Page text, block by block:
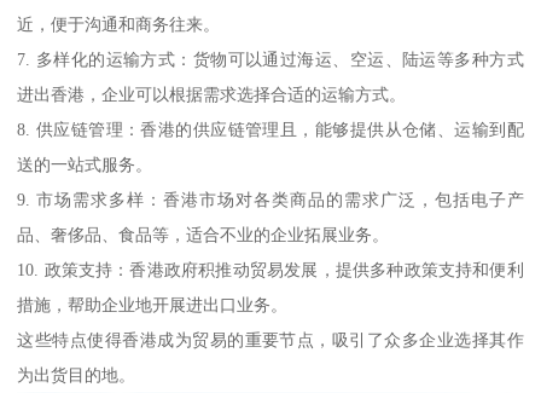
近，便于沟通和商务往来。
7. 多样化的运输方式：货物可以通过海运、空运、陆运等多种方式
进出香港，企业可以根据需求选择合适的运输方式。
8. 供应链管理：香港的供应链管理且，能够提供从仓储、运输到配
送的一站式服务。
9. 市场需求多样：香港市场对各类商品的需求广泛，包括电子产
品、奢侈品、食品等，适合不业的企业拓展业务。
10. 政策支持：香港政府积推动贸易发展，提供多种政策支持和便利
措施，帮助企业地开展进出口业务。
这些特点使得香港成为贸易的重要节点，吸引了众多企业选择其作
为出货目的地。